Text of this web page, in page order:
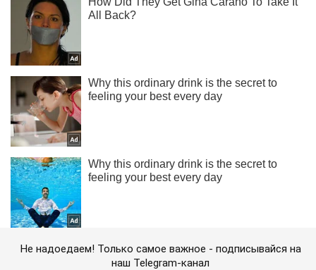
Не надоедаем! Только самое важное - подписывайся на
наш Telegram-канал